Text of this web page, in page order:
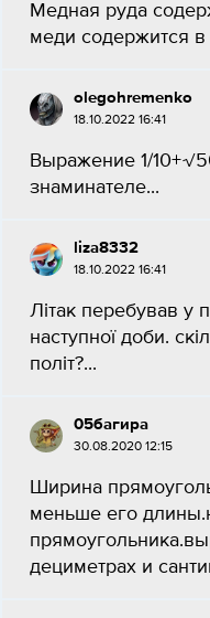
Медная руда
меди содержится в
olegohremenko
18.10.2022 16:41
Выражение 1/
знаминателе...
liza8332
18.10.2022 16:41
Літак перебував у
наступної доби.
політ?...
05багира
30.08.2020 12:15
Ширина
меньше его
дециметрах и